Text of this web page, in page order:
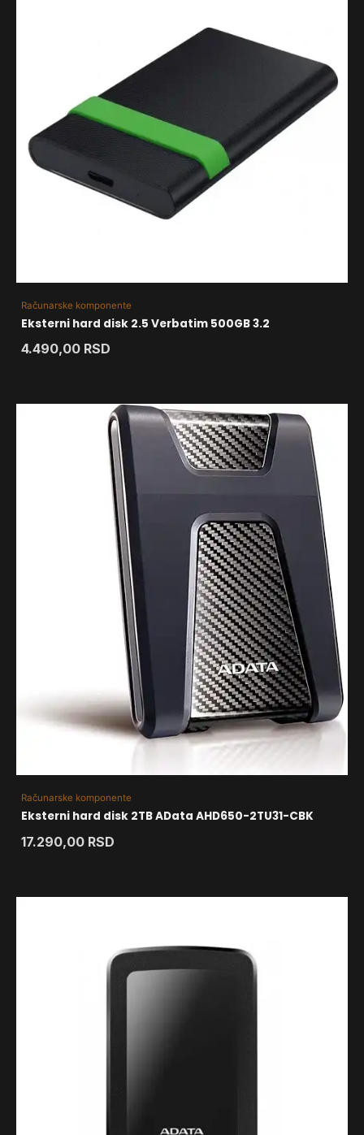
Računarske komponente
Eksterni hard disk 2.5 Verbatim 500GB 3.2
4.490,00 RSD
Računarske komponente
Eksterni hard disk 2TB AData AHD650-2TU31-CBK
17.290,00 RSD